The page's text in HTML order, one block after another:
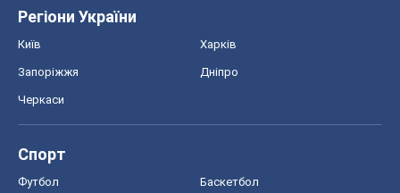
Регіони України
Київ Харків
Запоріжжя Дніпро
Черкаси
Спорт
Футбол Баскетбол